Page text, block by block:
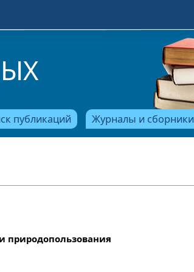
публикаций Журналы и сборники
природопользования